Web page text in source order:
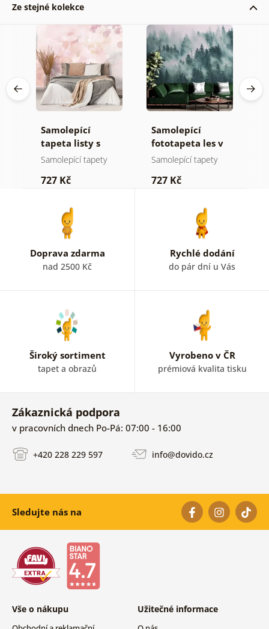
Ze stejné kolekce
Samolepící
tapeta listy s
pastelovým
Samolepící tapety
727 Kč
Samolepící
fototapeta les v
mlze
Samolepící tapety
727 Kč
Doprava zdarma
nad 2500 Kč
Rychlé dodání
do pár dní u Vás
Široký sortiment
tapet a obrazů
Vyrobeno v ČR
prémiová kvalita tisku
Zákaznická podpora
v pracovních dnech Po-Pá: 07:00 - 16:00
+420 228 229 597 info@dovido.cz
Sledujte nás na
Vše o nákupu Užitečné informace